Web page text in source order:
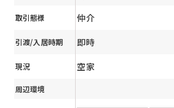
取引態様 仲介
引渡/入居時期 即時
現況 空家
周辺環境